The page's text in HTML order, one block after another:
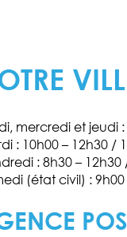
mercredi et jeudi
: 10h00 – 12h30 /
: 8h30 – 12h30
(état civil) : 9h00